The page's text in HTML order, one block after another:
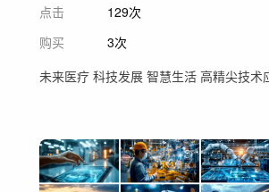
点击
129次
购买
3次
未来医疗 科技发展 智慧生活 高精尖技术